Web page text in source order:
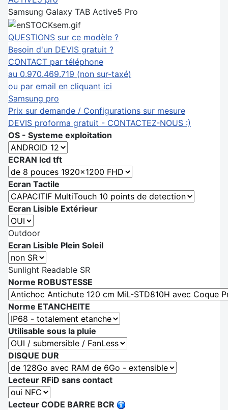
Samsung Galaxy TAB Active5 Pro
QUESTIONS sur ce modèle ?
Besoin d'un DEVIS gratuit ?
CONTACT par téléphone
au 0.970.469.719 (non sur-taxé)
ou par email en cliquant ici
Samsung pro
Prix sur demande / Configurations sur mesure
DEVIS proforma gratuit - CONTACTEZ-NOUS :)
OS - Systeme exploitation
ECRAN lcd tft
Ecran Tactile
Ecran Lisible Extérieur
Outdoor
Ecran Lisible Plein Soleil
Sunlight Readable SR
Norme ROBUSTESSE
Norme ETANCHEITE
Utilisable sous la pluie
DISQUE DUR
Lecteur RFiD sans contact
Lecteur CODE BARRE BCR